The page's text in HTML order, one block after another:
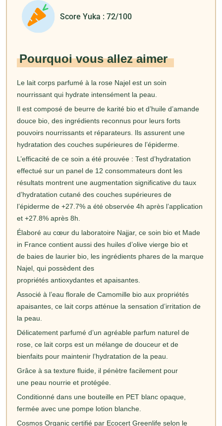
Score Yuka : 72/100
Pourquoi vous allez aimer
Le lait corps parfumé à la rose Najel est un soin
nourrissant qui hydrate intensément la peau.
Il est composé de beurre de karité bio et d’huile d’amande
douce bio, des ingrédients reconnus pour leurs forts
pouvoirs nourrissants et réparateurs. Ils assurent une
hydratation des couches supérieures de l’épiderme.
L’efficacité de ce soin a été prouvée : Test d’hydratation
effectué sur un panel de 12 consommateurs dont les
résultats montrent une augmentation significative du taux
d’hydratation cutané des couches supérieures de
l’épiderme de +27.7% a été observée 4h après l’application
et +27.8% après 8h.
Élaboré au cœur du laboratoire Najjar, ce soin bio et Made
in France contient aussi des huiles d’olive vierge bio et
de baies de laurier bio, les ingrédients phares de la marque
Najel, qui possèdent des
propriétés antioxydantes et apaisantes.
Associé à l’eau florale de Camomille bio aux propriétés
apaisantes, ce lait corps atténue la sensation d’irritation de
la peau.
Délicatement parfumé d’un agréable parfum naturel de
rose, ce lait corps est un mélange de douceur et de
bienfaits pour maintenir l’hydratation de la peau.
Grâce à sa texture fluide, il pénètre facilement pour
une peau nourrie et protégée.
Conditionné dans une bouteille en PET blanc opaque,
fermée avec une pompe lotion blanche.
Cosmos Organic certifié par Ecocert Greenlife selon le